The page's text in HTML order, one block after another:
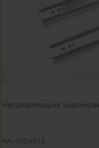
Направляющие
КА-1054713